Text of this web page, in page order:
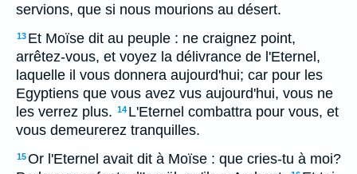
servions, que si nous mourions au désert.
13 Et Moïse dit au peuple : ne craignez point,
arrêtez-vous, et voyez la délivrance de l'Eternel,
laquelle il vous donnera aujourd'hui; car pour les
Egyptiens que vous avez vus aujourd'hui, vous ne
les verrez plus. 14 L'Eternel combattra pour vous, et
vous demeurerez tranquilles.
15Or l'Eternel avait dit à Moïse : que cries-tu à moi?